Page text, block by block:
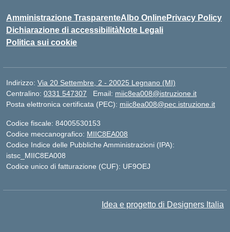
Amministrazione TrasparenteAlbo OnlinePrivacy Policy
Dichiarazione di accessibilitàNote Legali
Politica sui cookie
Indirizzo: Via 20 Settembre, 2 - 20025 Legnano (MI)
Centralino: 0331 547307 Email: miic8ea008@istruzione.it
Posta elettronica certificata (PEC): miic8ea008@pec.istruzione.it
Codice fiscale: 84005530153
Codice meccanografico: MIIC8EA008
Codice Indice delle Pubbliche Amministrazioni (IPA):
istsc_MIIC8EA008
Codice unico di fatturazione (CUF): UF9OEJ
Idea e progetto di Designers Italia